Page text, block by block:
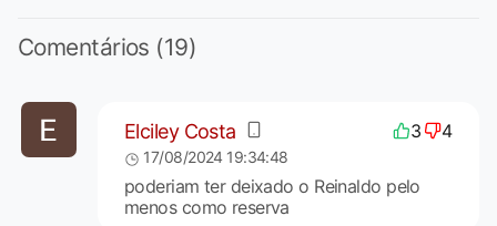
Comentários (19)
Elciley Costa 3 4
17/08/2024 19:34:48
poderiam ter deixado o Reinaldo pelo
menos como reserva